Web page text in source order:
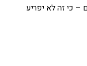
כי זה לא יפריע